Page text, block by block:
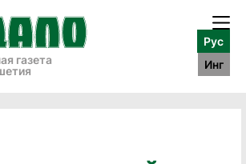
газета
Рус
Инг